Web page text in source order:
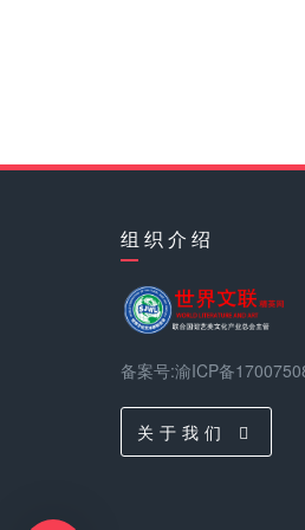
组 织 介 绍
备案号:渝ICP备
关 于 我 们